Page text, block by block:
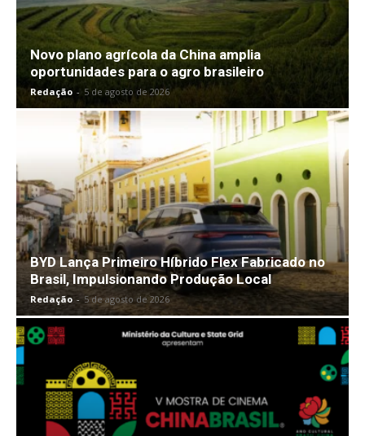
Novo plano agrícola da China amplia
oportunidades para o agro brasileiro
Redação - 5 de agosto de 2026
BYD Lança Primeiro Híbrido Flex Fabricado no
Brasil, Impulsionando Produção Local
Redação - 5 de agosto de 2026